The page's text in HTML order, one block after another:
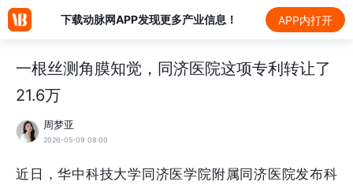
下载动脉网APP发现更多产业信息！ APP内打开
一根丝测角膜知觉，同济医院这项专利转让了
21.6万
周梦亚
2026-05-09 08:00
近日，华中科技大学同济医学院附属同济医院发布科